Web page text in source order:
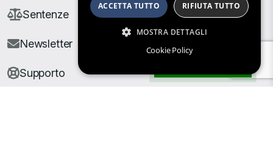
Sentenze
Newsletter
Supporto
ACCETTA TUTTO RIFIUTA TUTTO
MOSTRA DETTAGLI
Cookie Policy